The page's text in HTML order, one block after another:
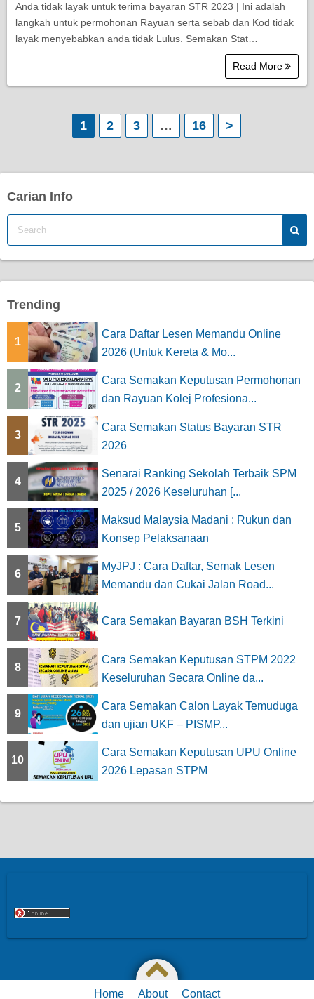
Anda tidak layak untuk terima bayaran STR 2023 | Ini adalah
langkah untuk permohonan Rayuan serta sebab dan Kod tidak
layak menyebabkan anda tidak Lulus. Semakan Stat…
Read More
p
g
n
i
o
n
1 2 3 … 16 >
Carian Info
Trending
1
Cara Daftar Lesen Memandu Online
2026 (Untuk Kereta & Mo...
2
Cara Semakan Keputusan Permohonan
dan Rayuan Kolej Profesiona...
3
Cara Semakan Status Bayaran STR
2026
4
Senarai Ranking Sekolah Terbaik SPM
2025 / 2026 Keseluruhan [...
5
Maksud Malaysia Madani : Rukun dan
Konsep Pelaksanaan
6
MyJPJ : Cara Daftar, Semak Lesen
Memandu dan Cukai Jalan Road...
7 Cara Semakan Bayaran BSH Terkini
8
Cara Semakan Keputusan STPM 2022
Keseluruhan Secara Online da...
9
Cara Semakan Calon Layak Temuduga
dan ujian UKF – PISMP...
10
Cara Semakan Keputusan UPU Online
2026 Lepasan STPM
Home About Contact